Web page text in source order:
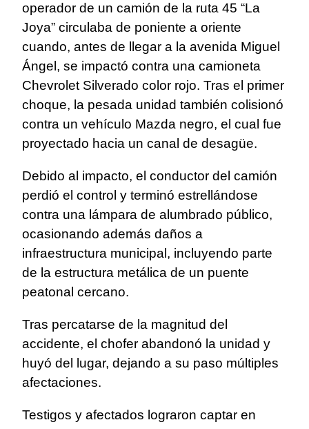
operador de un camión de la ruta 45 “La
Joya” circulaba de poniente a oriente
cuando, antes de llegar a la avenida Miguel
Ángel, se impactó contra una camioneta
Chevrolet Silverado color rojo. Tras el primer
choque, la pesada unidad también colisionó
contra un vehículo Mazda negro, el cual fue
proyectado hacia un canal de desagüe.
Debido al impacto, el conductor del camión
perdió el control y terminó estrellándose
contra una lámpara de alumbrado público,
ocasionando además daños a
infraestructura municipal, incluyendo parte
de la estructura metálica de un puente
peatonal cercano.
Tras percatarse de la magnitud del
accidente, el chofer abandonó la unidad y
huyó del lugar, dejando a su paso múltiples
afectaciones.
Testigos y afectados lograron captar en